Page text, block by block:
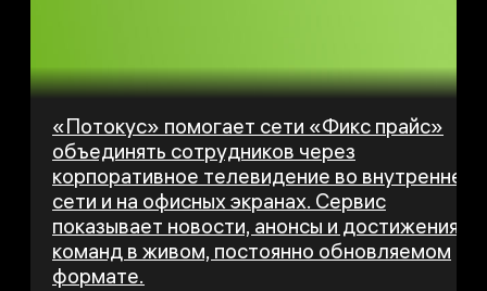
«Потокус» помогает сети «Фикс прайс»
объединять сотрудников через
корпоративное телевидение во внутренней
сети и на офисных экранах. Сервис
показывает новости, анонсы и достижения
команд в живом, постоянно обновляемом
формате.